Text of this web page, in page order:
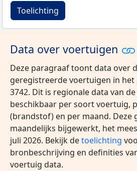
Toelichting
Data over voertuigen
Deze paragraaf toont data over
geregistreerde voertuigen in
3742. Dit is regionale data van de
beschikbaar per soort voertuig,
(brandstof) en per maand. Deze
maandelijks bijgewerkt, het
juli 2026. Bekijk detoelichting
bronbeschrijving en definities
voertuig data.